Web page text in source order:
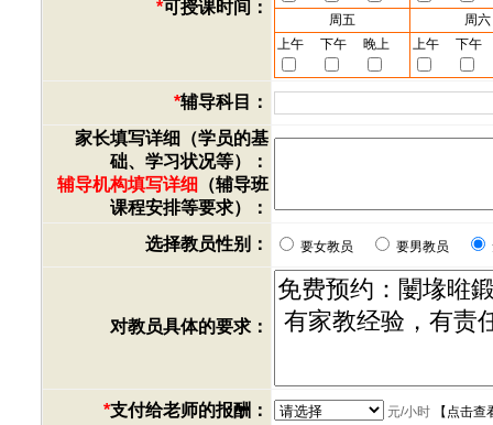
*可授课时间：
周五
周六
上午
下午 晚上 上午 下午
*辅导科目：
家长填写详细（学员的基
础、学习状况等）：
辅导机构填写详细 （辅导班
课程安排等要求）：
选择教员性别：
要女教员 要男教员
对教员具体的要求：
*支付给老师的报酬： 元/小时【 点击查